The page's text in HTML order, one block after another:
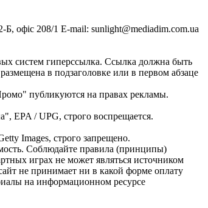
офіс 208/1 E-mail: sunlight@mediadim.com.ua
систем гиперссылка. Ссылка должна быть
в подзаголовке или в первом абзаце
публикуются на правах рекламы.
EPA / UPG, строго воспрещается.
Images, строго запрещено.
Соблюдайте правила (принципы)
играх не может являться источником
не принимает ни в какой форме оплату
на информационном ресурсе